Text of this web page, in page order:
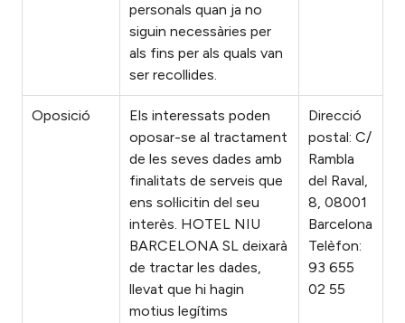
personals quan ja no
siguin necessàries per
als fins per als quals van
ser recollides.
Oposició
Els interessats poden
oposar-se al tractament
de les seves dades amb
finalitats de serveis que
ens sol·licitin del seu
interès. HOTEL NIU
BARCELONA SL deixarà
de tractar les dades,
llevat que hi hagin
motius legítims
Direcció
postal: C/
Rambla
del Raval,
8, 08001
Barcelona
Telèfon:
93 655
02 55